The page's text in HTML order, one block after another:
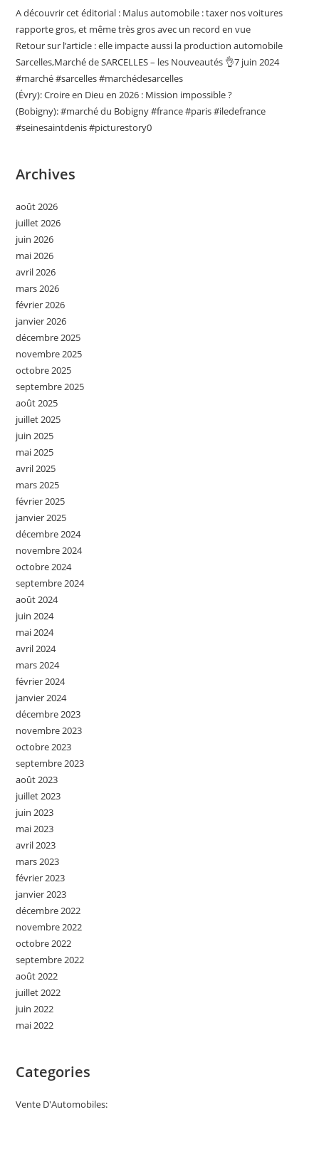
A découvrir cet éditorial : Malus automobile : taxer nos voitures
rapporte gros, et même très gros avec un record en vue
Retour sur l’article : elle impacte aussi la production automobile
Sarcelles,Marché de SARCELLES – les Nouveautés 👌7 juin 2024
#marché #sarcelles #marchédesarcelles
(Évry): Croire en Dieu en 2026 : Mission impossible ?
(Bobigny): #marché du Bobigny #france #paris #iledefrance
#seinesaintdenis #picturestory0
Archives
août 2026
juillet 2026
juin 2026
mai 2026
avril 2026
mars 2026
février 2026
janvier 2026
décembre 2025
novembre 2025
octobre 2025
septembre 2025
août 2025
juillet 2025
juin 2025
mai 2025
avril 2025
mars 2025
février 2025
janvier 2025
décembre 2024
novembre 2024
octobre 2024
septembre 2024
août 2024
juin 2024
mai 2024
avril 2024
mars 2024
février 2024
janvier 2024
décembre 2023
novembre 2023
octobre 2023
septembre 2023
août 2023
juillet 2023
juin 2023
mai 2023
avril 2023
mars 2023
février 2023
janvier 2023
décembre 2022
novembre 2022
octobre 2022
septembre 2022
août 2022
juillet 2022
juin 2022
mai 2022
Categories
Vente D'Automobiles: